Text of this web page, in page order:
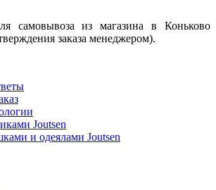
самовывоза из магазина в Коньково
заказа менеджером).
Joutsen
и одеялами Joutsen